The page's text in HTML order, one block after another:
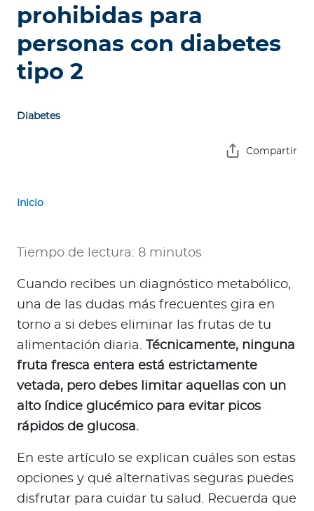
prohibidas para
personas con diabetes
tipo 2
Diabetes
Compartir
Inicio
Tiempo de lectura: 8 minutos
Cuando recibes un diagnóstico metabólico,
una de las dudas más frecuentes gira en
torno a si debes eliminar las frutas de tu
alimentación diaria.
Técnicamente, ninguna
fruta fresca entera está estrictamente
vetada, pero debes limitar aquellas con un
alto índice glucémico para evitar picos
rápidos de glucosa.
En este artículo se explican cuáles son estas
opciones y qué alternativas seguras puedes
disfrutar para cuidar tu salud. Recuerda que